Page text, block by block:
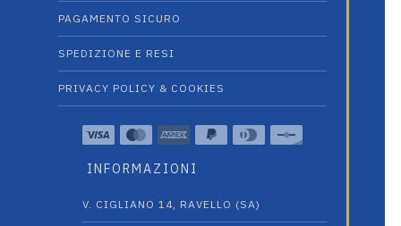
PAGAMENTO SICURO
SPEDIZIONE E RESI
PRIVACY POLICY & COOKIES
INFORMAZIONI
V. CIGLIANO 14, RAVELLO (SA)